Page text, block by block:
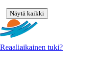
Näytä kaikki
Reaaliaikainen tuki?